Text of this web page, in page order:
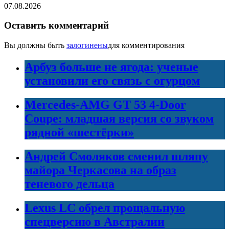
07.08.2026
Оставить комментарий
Вы должны быть залогиненыдля комментирования
Арбуз больше не ягода: ученые
установили его связь с огурцом
Mercedes-AMG GT 53 4-Door
Coupe: младшая версия со звуком
рядной «шестёрки»
Андрей Смоляков сменил шляпу
майора Черкасова на образ
теневого дельца
Lexus LC обрел прощальную
спецверсию в Австралии